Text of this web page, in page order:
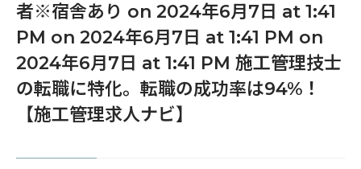
者※宿舎あり on 2024年6月7日 at 1:41
PM on 2024年6月7日 at 1:41 PM on
2024年6月7日 at 1:41 PM 施工管理技士
の転職に特化。転職の成功率は94%！
【施工管理求人ナビ】